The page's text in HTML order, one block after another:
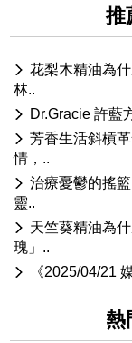
推
花梨木精油為
林..
Dr.Gracie 許藍
芳香生活斜槓
情，..
治療憂鬱的搖
靈..
天竺葵精油為
瑰」..
《2025/04/21
熱